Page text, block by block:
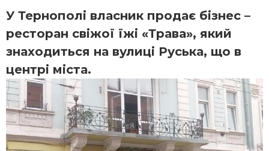
У Тернополі власник продає бізнес –
ресторан свіжої їжі «Трава», який
знаходиться на вулиці Руська, що в
центрі міста.